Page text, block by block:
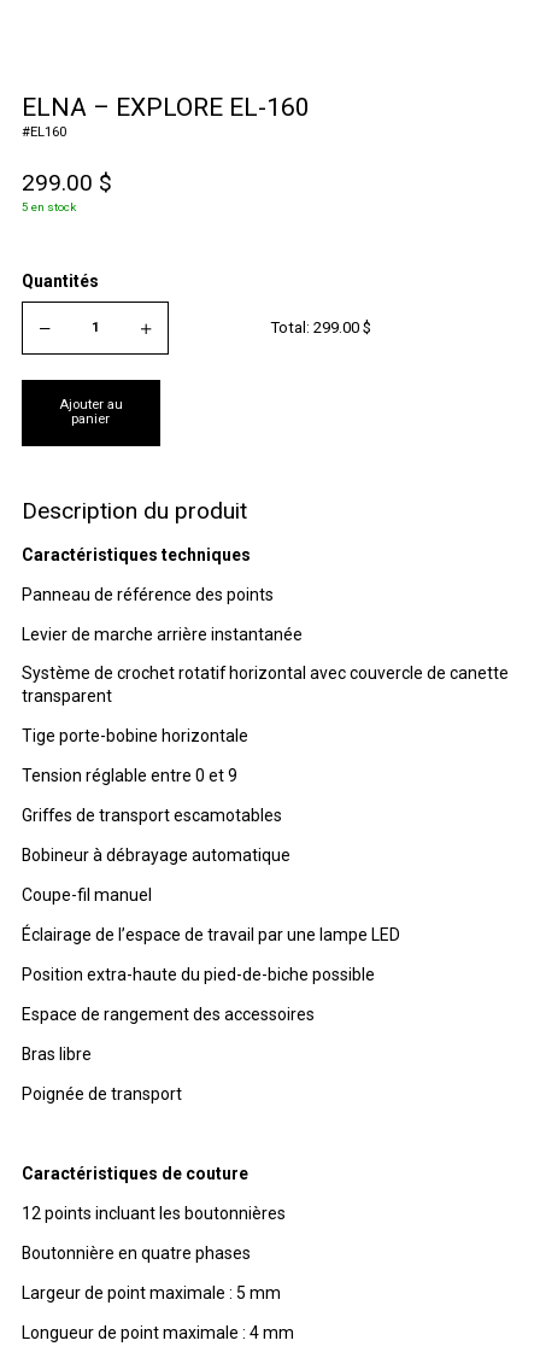
ELNA – EXPLORE EL-160
#EL160
299.00 $
5 en stock
Quantités
Total: 299.00 $
Ajouter au
panier
Description du produit
Caractéristiques techniques
Panneau de référence des points
Levier de marche arrière instantanée
Système de crochet rotatif horizontal avec couvercle de canette
transparent
Tige porte-bobine horizontale
Tension réglable entre 0 et 9
Griffes de transport escamotables
Bobineur à débrayage automatique
Coupe-fil manuel
Éclairage de l’espace de travail par une lampe LED
Position extra-haute du pied-de-biche possible
Espace de rangement des accessoires
Bras libre
Poignée de transport
Caractéristiques de couture
12 points incluant les boutonnières
Boutonnière en quatre phases
Largeur de point maximale : 5 mm
Longueur de point maximale : 4 mm